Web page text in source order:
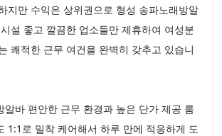
지만 수익은 상위권으로 형성 송파노래방알
설 좋고 깔끔한 업소들만 제휴하여 여성분
쾌적한 근무 여건을 완벽히 갖추고 있습니
알바 편안한 근무 환경과 높은 단가 제공 룸
1:1로 밀착 케어해서 하루 만에 적응하게 도